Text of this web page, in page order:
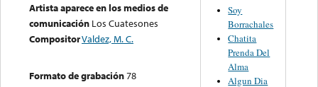
Artista aparece en los medios de
comunicación Los Cuatesones
CompositorValdez, M. C.
Formato de grabación78
Soy
Borrachales
Chatita
Prenda Del
Alma
Algun Dia